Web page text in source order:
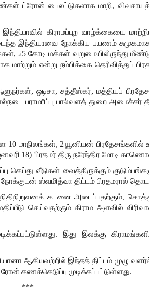
ட்ரோன் பைலட்டுகளாக மாறி,
இந்தியாவில் கிராமப்புற வாழ்க்கையை
இந்தியாவை நோக்கிய பயணம்
, 25 கோடி மக்கள் வறுமையிலிருந்து
மாற்றும் என்று நம்பிக்கை தெரிவித்துப்
,ஒடிசா,சத்தீஸ்கர்,மத்தியப்
பராமரிப்பு பால்வளத் துறை அமைச்சர்
10 மாநிலங்கள், 2யூனியன் பிரதேசங்களில்
18) பிரதமர் திரு நரேந்திர மோடி
செய்து வீடுகள் வைத்திருக்கும்
ஸ்வமித்வா திட்டம் பிரதமரால்
நிதிநிறுவனக் கடனை அடைப்பதற்கும்,
செய்வதற்கும் கிராம அளவில்
. இது இலக்கு
ஆகியவற்றில் இந்தத் திட்டம் முழு
கணக்கெடுப்பு முடிக்கப்பட்டுள்ளது.
***